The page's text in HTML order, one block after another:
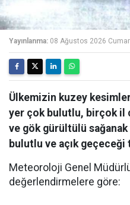
Yayınlanma: 08 Ağustos 2026
Ülkemizin kuzey
yer çok bulutlu, birçok il
ve gök gürültülü sağanak
bulutlu ve açık
Meteoroloji Genel
değerlendirmelere göre: